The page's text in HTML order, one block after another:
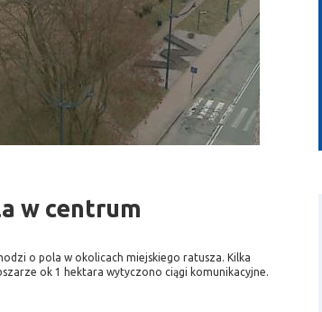
w centrum
o pola w okolicach miejskiego ratusza. Kilka
ok 1 hektara wytyczono ciągi komunikacyjne.